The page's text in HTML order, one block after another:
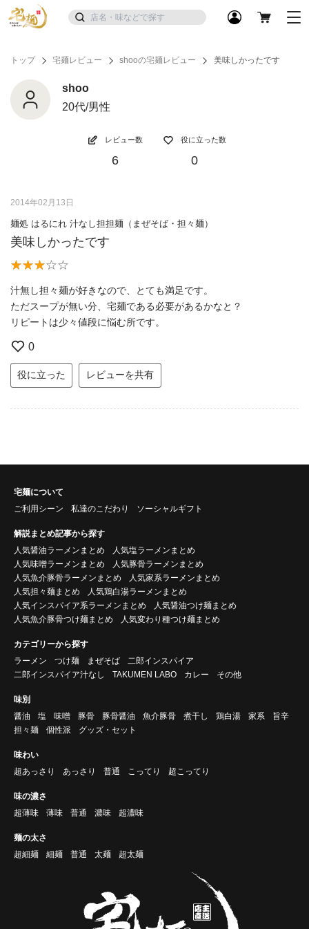
トップ 宅麺レビュー shooの宅麺レビュー 美味しかったです
shoo
20代/男性
レビュー数
6
役に立った数
0
2014年02月13日
麺処 はるにれ 汁なし担担麺（まぜそば・担々麺）
美味しかったです
汁無し担々麺が好きなので、とても満足です。
ただスープが無い分、宅麺である必要があるかなと？
リピートは少々値段に悩む所です。
0
役に立った レビューを共有
宅麺について
ご利用シーン
私達のこだわり ソーシャルギフト
解説まとめ記事から探す
人気醤油ラーメンまとめ
人気塩ラーメンまとめ
人気味噌ラーメンまとめ
人気豚骨ラーメンまとめ
人気魚介豚骨ラーメンまとめ
人気家系ラーメンまとめ
人気担々麺まとめ
人気鶏白湯ラーメンまとめ
人気インスパイア系ラーメンまとめ
人気醤油つけ麺まとめ
人気魚介豚骨つけ麺まとめ
人気変わり種つけ麺まとめ
カテゴリーから探す
ラーメン
つけ麺 まぜそば
二郎インスパイア
二郎インスパイア汁なし
TAKUMEN LABO カレー その他
味別
醤油
塩 味噌 豚骨 豚骨醤油 魚介豚骨 煮干し 鶏白湯 家系
旨辛
担々麺
個性派 グッズ・セット
味わい
超あっさり
あっさり 普通 こってり 超こってり
味の濃さ
超薄味
薄味 普通 濃味 超濃味
麺の太さ
超細麺
細麺 普通 太麺 超太麺